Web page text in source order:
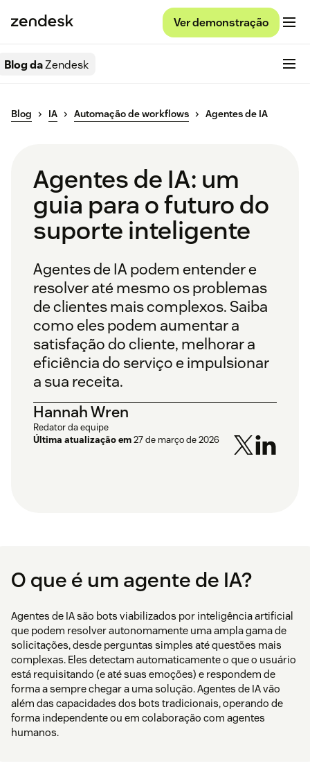
Ver demonstração
Blog daZendesk
Blog IA Automação de workflows Agentes de IA
Agentes de IA: um
guia para o futuro do
suporte inteligente
Agentes de IA podem entender e
resolver até mesmo os problemas
de clientes mais complexos. Saiba
como eles podem aumentar a
satisfação do cliente, melhorar a
eficiência do serviço e impulsionar
a sua receita.
Hannah Wren
Redator da equipe
Última atualização em27 de março de 2026
O que é um agente de IA?
Agentes de IA são bots viabilizados por inteligência artificial
que podem resolver autonomamente uma ampla gama de
solicitações, desde perguntas simples até questões mais
complexas. Eles detectam automaticamente o que o usuário
está requisitando (e até suas emoções) e respondem de
forma a sempre chegar a uma solução. Agentes de IA vão
além das capacidades dos bots tradicionais, operando de
forma independente ou em colaboração com agentes
humanos.